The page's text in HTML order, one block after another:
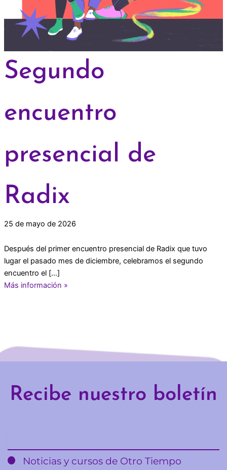
Segundo
encuentro
presencial de
Radix
25 de mayo de 2026
Después del primer encuentro presencial de Radix que tuvo
lugar el pasado mes de diciembre, celebramos el segundo
encuentro el […]
Más información »
Recibe nuestro boletín
Noticias y cursos de Otro Tiempo